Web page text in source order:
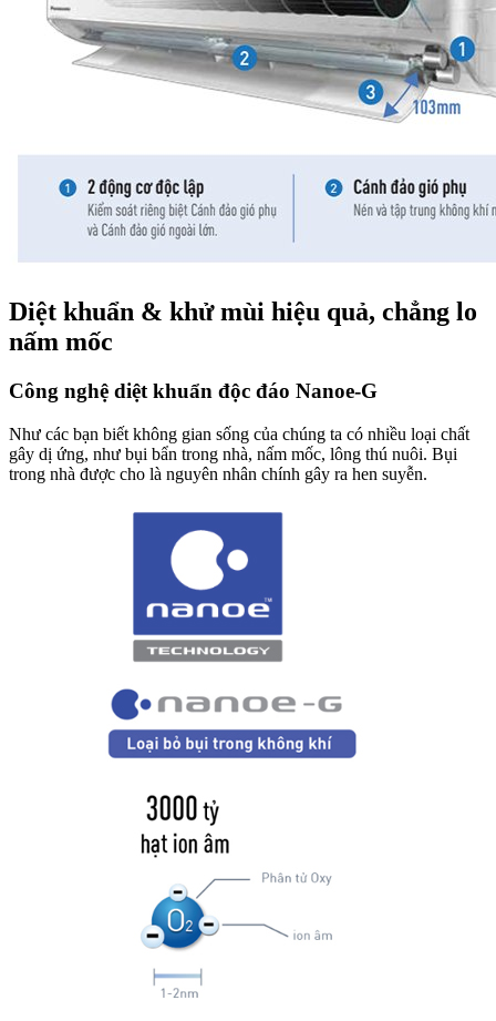
Diệt khuẩn & khử mùi hiệu quả, chẳng lo
nấm mốc
Công nghệ diệt khuẩn độc đáo Nanoe-G
Như các bạn biết không gian sống của chúng ta có nhiều loại chất
gây dị ứng, như bụi bẩn trong nhà, nấm mốc, lông thú nuôi. Bụi
trong nhà được cho là nguyên nhân chính gây ra hen suyễn.